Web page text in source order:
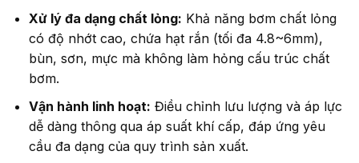
Xử lý đa dạng chất lỏng: Khả năng bơm chất lỏng
có độ nhớt cao, chứa hạt rắn (tối đa 4.8~6mm),
bùn, sơn, mực mà không làm hỏng cấu trúc chất
bơm.
Vận hành linh hoạt: Điều chỉnh lưu lượng và áp lực
dễ dàng thông qua áp suất khí cấp, đáp ứng yêu
cầu đa dạng của quy trình sản xuất.